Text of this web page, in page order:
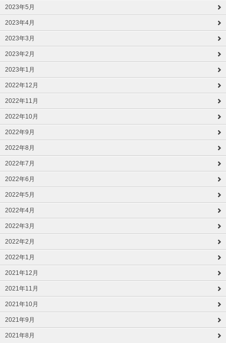
2023年5月
2023年4月
2023年3月
2023年2月
2023年1月
2022年12月
2022年11月
2022年10月
2022年9月
2022年8月
2022年7月
2022年6月
2022年5月
2022年4月
2022年3月
2022年2月
2022年1月
2021年12月
2021年11月
2021年10月
2021年9月
2021年8月